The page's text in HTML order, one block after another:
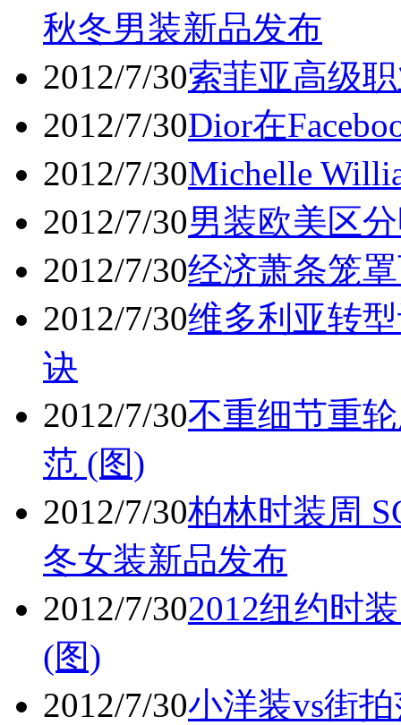
秋冬男装新品发布
2012/7/30索菲亚高级
2012/7/30Dior在
2012/7/30Michelle
2012/7/30男装欧美区
2012/7/30经济萧条笼
2012/7/30维多利亚转
诀
2012/7/30不重细节重
范 (图)
2012/7/30柏林时装周
冬女装新品发布
2012/7/302012纽约时
(图)
2012/7/30小洋装vs街